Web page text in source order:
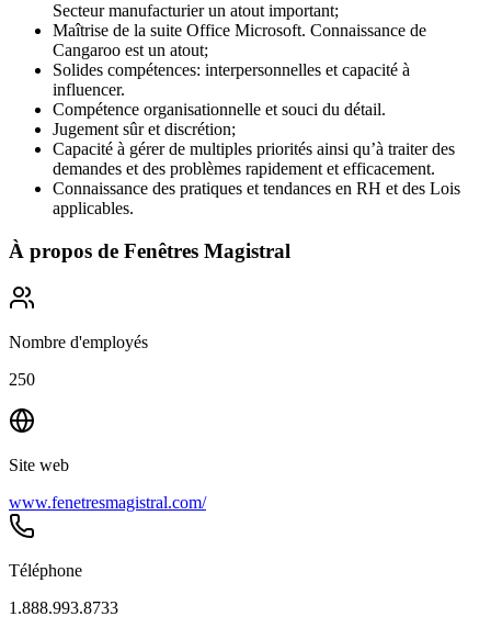
Secteur manufacturier un atout important;
Maîtrise de la suite Office Microsoft. Connaissance de
Cangaroo est un atout;
Solides compétences: interpersonnelles et capacité à
influencer.
Compétence organisationnelle et souci du détail.
Jugement sûr et discrétion;
Capacité à gérer de multiples priorités ainsi qu’à traiter des
demandes et des problèmes rapidement et efficacement.
Connaissance des pratiques et tendances en RH et des Lois
applicables.
À propos de Fenêtres Magistral
Nombre d'employés
250
Site web
www.fenetresmagistral.com/
Téléphone
1.888.993.8733